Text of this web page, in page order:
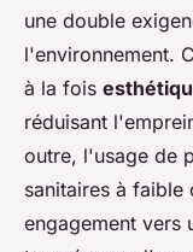
une double
l'environnement.
à la fois
réduisant
outre, l'usage de
sanitaires à faible
engagement vers